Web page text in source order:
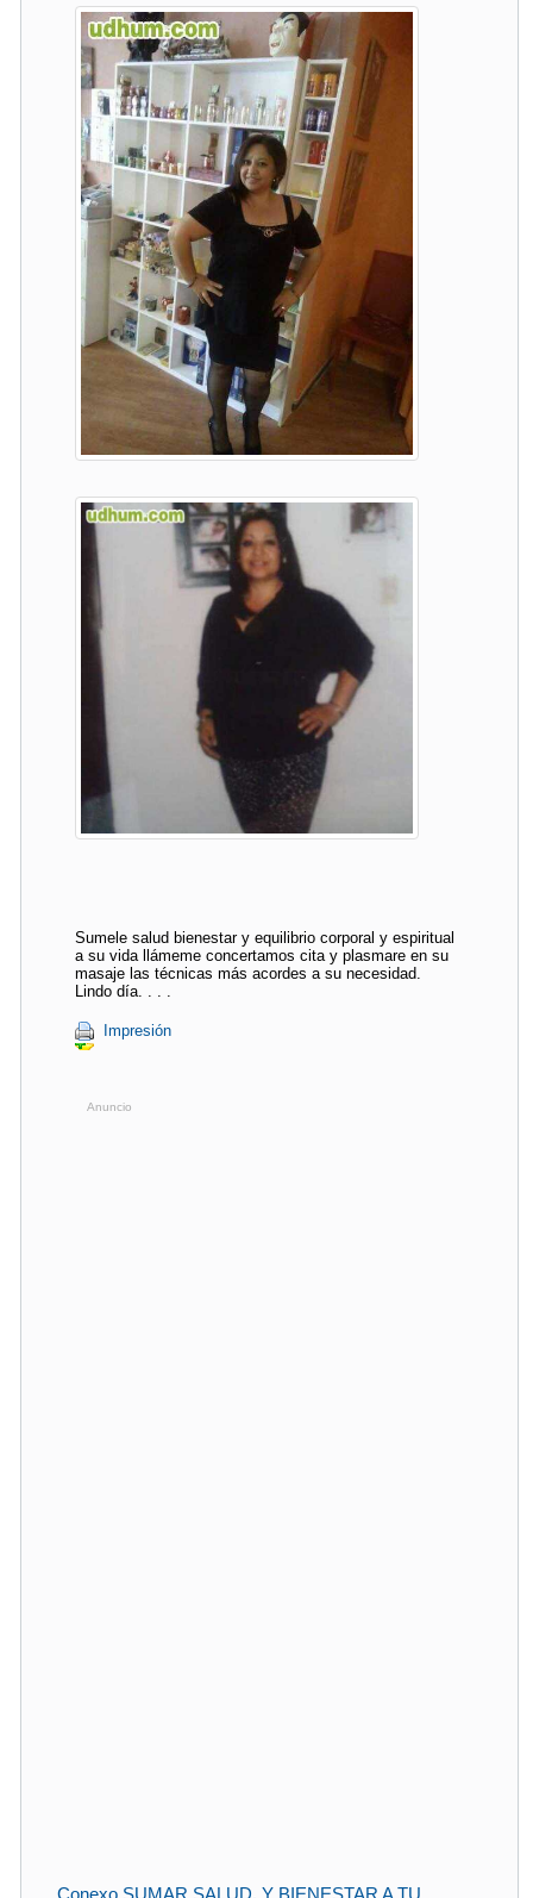
Sumele salud bienestar y equilibrio corporal y espiritual
a su vida llámeme concertamos cita y plasmare en su
masaje las técnicas más acordes a su necesidad.
Lindo día. . . .
Impresión
Anuncio